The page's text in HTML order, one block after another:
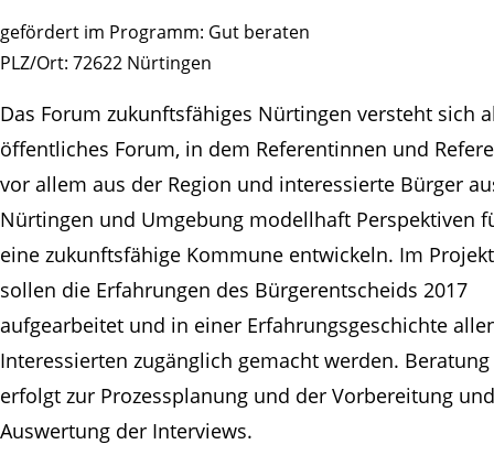
gefördert im Programm: Gut beraten
PLZ/Ort: 72622 Nürtingen
Das Forum zukunftsfähiges Nürtingen versteht sich
öffentliches Forum, in dem Referentinnen und
vor allem aus der Region und interessierte Bürger
Nürtingen und Umgebung modellhaft Perspektiven
eine zukunftsfähige Kommune entwickeln. Im Projekt
sollen die Erfahrungen des Bürgerentscheids 2017
aufgearbeitet und in einer Erfahrungsgeschichte
Interessierten zugänglich gemacht werden. Beratung
erfolgt zur Prozessplanung und der Vorbereitung und
Auswertung der Interviews.